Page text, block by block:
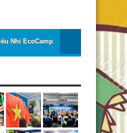
Nhi EcoCamp